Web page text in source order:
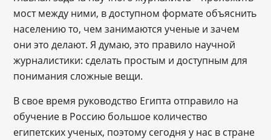
мост между ними, в доступном формате объяснить
населению то, чем занимаются ученые и зачем
они это делают. Я думаю, это правило научной
журналистики: сделать простым и доступным для
понимания сложные вещи.
В свое время руководство Египта отправило на
обучение в Россию большое количество
египетских ученых, поэтому сегодня у нас в стране